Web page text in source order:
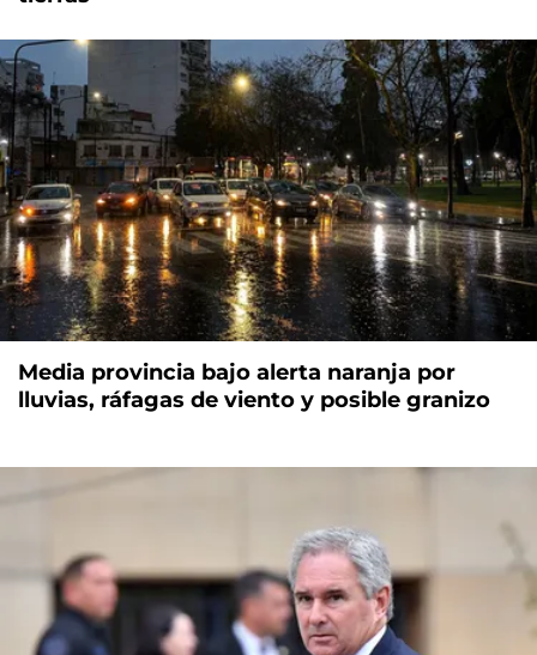
Media provincia bajo alerta naranja por
lluvias, ráfagas de viento y posible granizo